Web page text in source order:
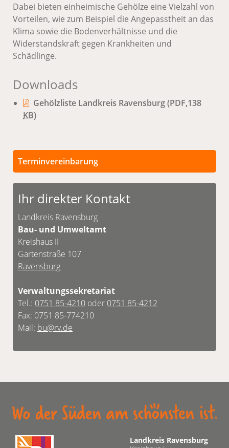
Dabei bieten einheimische Gehölze eine Vielzahl von
Vorteilen, wie zum Beispiel die Angepasstheit an das
Klima sowie die Bodenverhältnisse und die
Widerstandskraft gegen Krankheiten und
Schädlinge.
Downloads
Gehölzliste Landkreis Ravensburg(PDF,138
KB)
Terminvereinbarung
Persönliche Termine sind nach vorheriger
Vereinbarung möglich.
Ihr direkter Kontakt
Landkreis Ravensburg
Bau- und Umweltamt
Kreishaus II
Gartenstraße 107
Ravensburg
Verwaltungssekretariat
Tel.: 0751 85-4210 oder 0751 85-4212
Fax: 0751 85-774210
Mail: bu@rv.de
Landkreis Ravensburg